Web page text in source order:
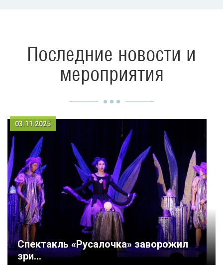
Последние новости и
мероприятия
03.11.2025
Спектакль «Русалочка» заворожил
зри...